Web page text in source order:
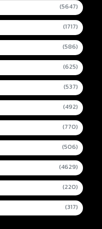
(5647)
(1717)
(586)
(625)
(537)
(492)
(770)
(506)
(4629)
(220)
(317)